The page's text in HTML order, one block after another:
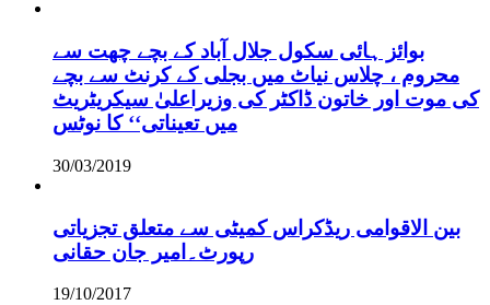
بوائز ہائی سکول جلال آباد کے بچے چھت سے
محروم ، چلاس نیاٹ میں بجلی کے کرنٹ سے بچے
کی موت اور خاتون ڈاکٹر کی وزیراعلیٰ سیکریٹریٹ
میں تعیناتی‘‘ کا نوٹس
30/03/2019
بین الاقوامی ریڈکراس کمیٹی سے متعلق تجزیاتی
رپورٹ۔امیر جان حقانی
19/10/2017